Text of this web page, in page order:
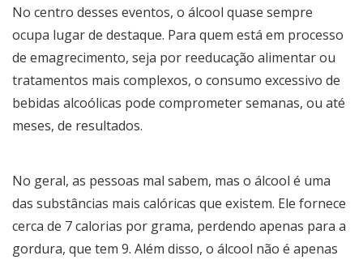
No centro desses eventos, o álcool quase sempre
ocupa lugar de destaque. Para quem está em processo
de emagrecimento, seja por reeducação alimentar ou
tratamentos mais complexos, o consumo excessivo de
bebidas alcoólicas pode comprometer semanas, ou até
meses, de resultados.
No geral, as pessoas mal sabem, mas o álcool é uma
das substâncias mais calóricas que existem. Ele fornece
cerca de 7 calorias por grama, perdendo apenas para a
gordura, que tem 9. Além disso, o álcool não é apenas